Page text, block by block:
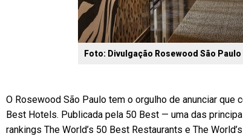
Foto: Divulgação Rosewood São Paulo
O Rosewood São Paulo tem o orgulho de anunciar
Best Hotels. Publicada pela 50 Best — uma das
rankings The World’s 50 Best Restaurants e The